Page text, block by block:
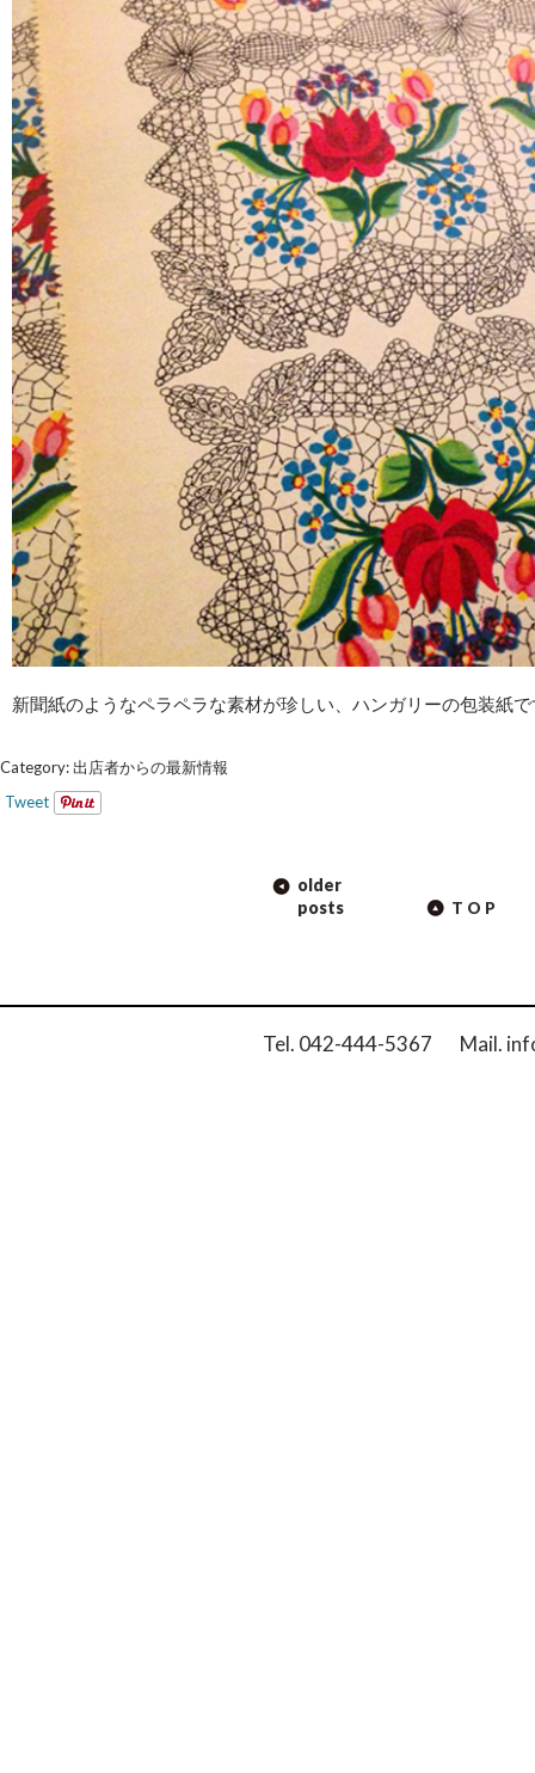
新聞紙のようなペラペラな素材が珍しい、ハンガリーの包装紙
Category:出店者からの最新情報
Tweet
older
posts
TOP
Tel. 042-444-5367 Mail.